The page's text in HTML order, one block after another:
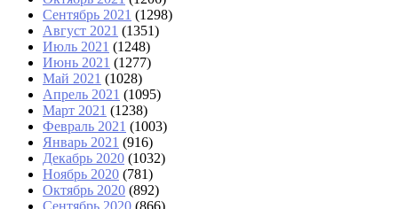
Сентябрь 2021 (1298)
Август 2021 (1351)
Июль 2021 (1248)
Июнь 2021 (1277)
Май 2021 (1028)
Апрель 2021 (1095)
Март 2021 (1238)
Февраль 2021 (1003)
Январь 2021 (916)
Декабрь 2020 (1032)
Ноябрь 2020 (781)
Октябрь 2020 (892)